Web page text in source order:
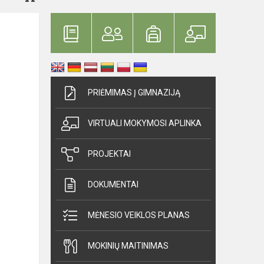
PRIĖMIMAS Į GIMNAZIJĄ
VIRTUALI MOKYMOSI APLINKA
PROJEKTAI
DOKUMENTAI
MĖNESIO VEIKLOS PLANAS
MOKINIŲ MAITINIMAS